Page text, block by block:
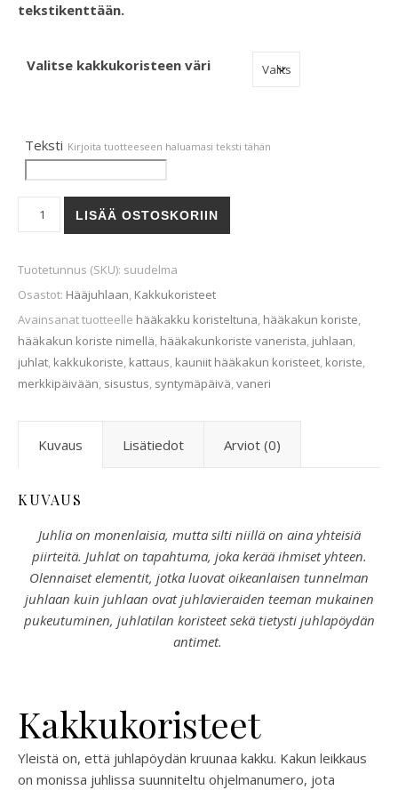
tekstikenttään.
Valitse kakkukoristeen väri
Teksti Kirjoita tuotteeseen haluamasi teksti tähän
Suudelma-kakkukoriste määrä
LISÄÄ OSTOSKORIIN
Tuotetunnus (SKU): suudelma
Osastot: Hääjuhlaan, Kakkukoristeet
Avainsanat tuotteelle hääkakku koristeltuna, hääkakun koriste,
hääkakun koriste nimellä, hääkakunkoriste vanerista, juhlaan,
juhlat, kakkukoriste, kattaus, kauniit hääkakun koristeet, koriste,
merkkipäivään, sisustus, syntymäpäivä,vaneri
Kuvaus Lisätiedot Arviot (0)
KUVAUS
Juhlia on monenlaisia, mutta silti niillä on aina yhteisiä
piirteitä. Juhlat on tapahtuma, joka kerää ihmiset yhteen.
Olennaiset elementit, jotka luovat oikeanlaisen tunnelman
juhlaan kuin juhlaan ovat juhlavieraiden teeman mukainen
pukeutuminen, juhlatilan koristeet sekä tietysti juhlapöydän
antimet.
Kakkukoristeet
Yleistä on, että juhlapöydän kruunaa kakku. Kakun leikkaus
on monissa juhlissa suunniteltu ohjelmanumero, jota